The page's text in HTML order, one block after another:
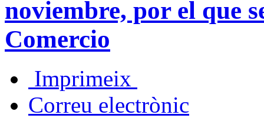
noviembre, por el que
Comercio
Imprimeix
Correu electrònic